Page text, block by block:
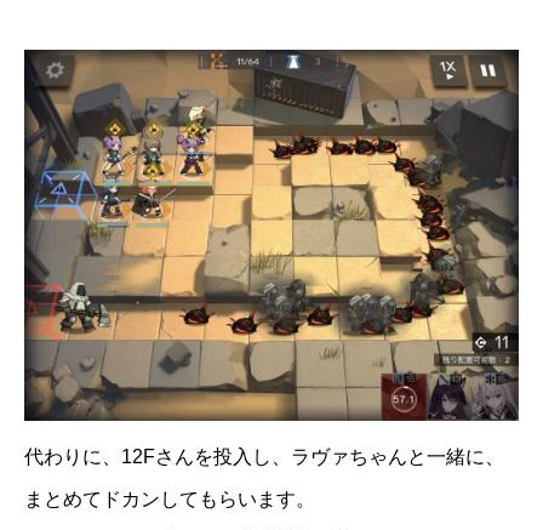
代わりに、12Fさんを投入し、ラヴァちゃんと一緒に、
まとめてドカンしてもらいます。